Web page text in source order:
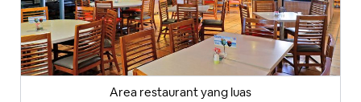
Area restaurant yang luas